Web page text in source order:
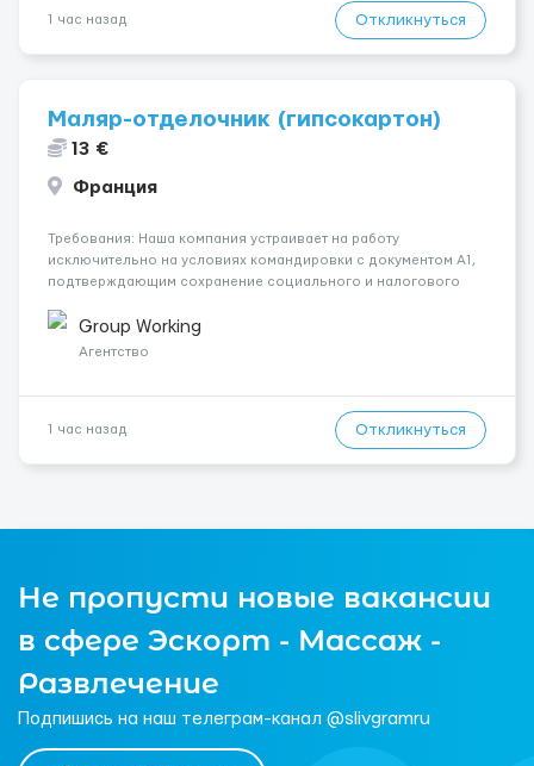
1 час назад Откликнуться
Маляр-отделочник (гипсокартон)
13 €
Франция
Требования: Наша компания устраивает на работу
исключительно на условиях командировки с документом A1,
подтверждающим сохранение социального и налогового
A1 могут получить граждане стран с упрощенным доступом к
рынку труда ЕС (Укра...
Group Working
Агентство
1 час назад Откликнуться
Не пропусти новые вакансии
в сфере Эскорт - Массаж -
Развлечение
Подпишись на наш телеграм-канал @slivgramru